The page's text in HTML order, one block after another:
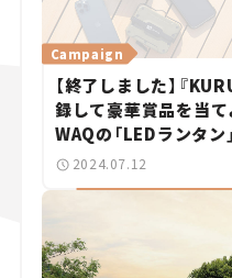
Campaign
【終了しました】『
録して豪華賞品を当て
WAQの「LEDランタン
2024.07.12